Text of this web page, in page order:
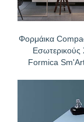
Φορμάικα
Formica